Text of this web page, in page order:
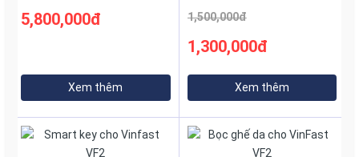
NGUYÊN CHẤT KHÔNG CHỨA CỒN
????????????????????????
Không tin cứ mang lửa ra thử ạ ????
5,800,000đ
Xem thêm
1,300,000đ
1,500,000đ
Xem thêm